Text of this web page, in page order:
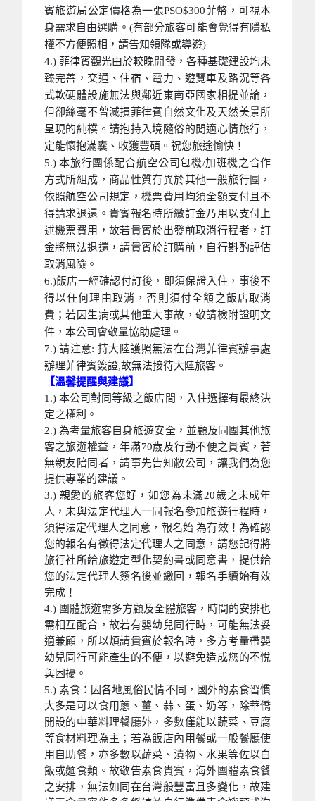
賓旅遊局公定價格為一張PSO$300菲幣，可視本
身需求自由選購。(有部分旅客可能會覺得有隱私
權不方便照相，請告知領隊或導遊)
4.) 菲律賓觀光由於較晚開發，各種基礎建設均未
臻完善，交通、住宿、電力、遊覽車及路況等各
式軟硬體設施無法與鄰近東南亞國家相提並論，
但卻絲毫不曾減損菲律賓自然文化及天然美景所
呈現的純樸。請抱持入境隨俗的閒適心情旅行，
定能懷抱滿囊、收獲豐碩。祝您旅途愉快！
5.) 本旅行團係配合航空公司包機/加班機之合作
方式所組成，商品性質有異於其他一般旅行團，
依照航空公司規定，機票費用均須全額支付且不
得請求退還。貴賓報名時所繳訂金乃用以支付上
述機票費用，故若貴賓於出發前取消行程者，訂
金將無法退還，請貴賓於訂購前，自行斟酌評估
取消風險。
6.)飯店一經確認付訂後，即須保證入住，事後不
得以任何理由取消，否則須付全額之飯店取消
費；若因生病或其他重大事故，敬請檢附證明文
件，本公司會敬量協助處理。
7.) 請注意: 持大陸護照無法在台灣菲律賓辦事處
辦理菲律賓簽證,故無法接待大陸旅客。
【溫馨提醒與建議】
1.) 本公司對同等級之飯店間，入住選擇有最終決
定之權利。
2.) 為考量旅客自身旅遊安全，並顧及同團其他旅
客之旅遊權益，年滿70歲及行動不便之貴賓，若
無親友陪同者，請事先告知敝公司，讓我們為您
提供專業的建議。
3.) 親愛的旅客您好，如您為未滿20歲之未成年
人，未與法定代理人一同報名參加旅遊行程時，
須得法定代理人之同意，報名始 為有效！為確認
您的報名有徵得法定代理人之同意，請您記得將
旅行社所給旅遊定型化契約書或同意書，提供給
您的法定代理人簽名後並繳回，報名手續始有效
完成！
4.) 團體旅遊需多方顧及全體旅客，時間的安排也
需相互配合，故若有嬰幼兒同行時，可能無法妥
適兼顧，所以煩請貴賓於報名時，多方考量帶嬰
幼兒同行可能產生的不便，以避免造成您的不悅
與困擾。
5.) 素食：因各地風俗民情不同，國外的素食習慣
大多是可以食用蔥、薑、蒜、蛋、奶等，除華僑
開設的中華料理餐廳外，多數僅能以蔬菜、豆腐
等食材料理為主；若為飯店內用餐或一般餐廳使
用自助餐，亦多數以蔬菜、漬物、水果等佐以白
飯或麵食類。故敬告素食貴賓，海外團體素食餐
之安排，無法如同在台灣般豐富且多變化，故建